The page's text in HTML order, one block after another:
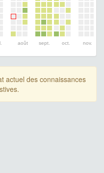
août sept. oct. nov.
actuel des connaissances